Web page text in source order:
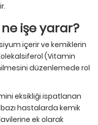
işe yarar?
içerir ve kemiklerin
(Vitamin
düzenlemede rol
eksikliği ispatlanan
bazı hastalarda kemik
ek olarak